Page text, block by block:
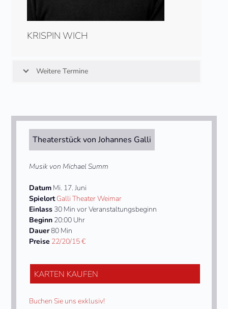
KRISPIN WICH
Weitere Termine
Theaterstück von Johannes Galli
Musik von Michael Summ
Datum Mi. 17. Juni
SpielortGalli Theater Weimar
Einlass 30 Min vor Veranstaltungsbeginn
Beginn 20:00 Uhr
Dauer80 Min
Preise 22/20/15 €
KARTEN KAUFEN
Buchen Sie uns exklusiv!